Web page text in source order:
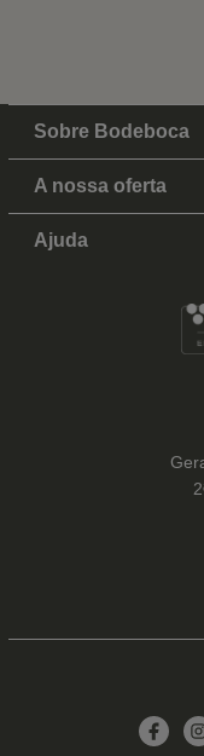
Sobre Bodeboca
A nossa oferta
Ajuda